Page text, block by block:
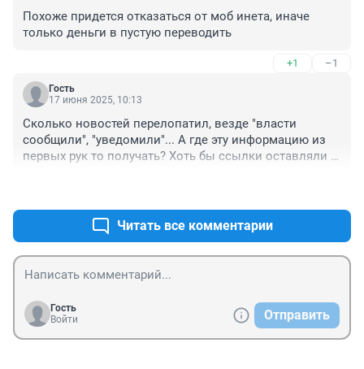
Похоже придется отказаться от моб инета, иначе
только деньги в пустую переводить
+1 –1
Гость
17 июня 2025, 10:13
Сколько новостей перелопатил, везде "власти
сообщили", "уведомили"... А где эту информацию из
первых рук то получать? Хоть бы ссылки оставляли
Читать все комментарии
Гость
Войти
Отправить